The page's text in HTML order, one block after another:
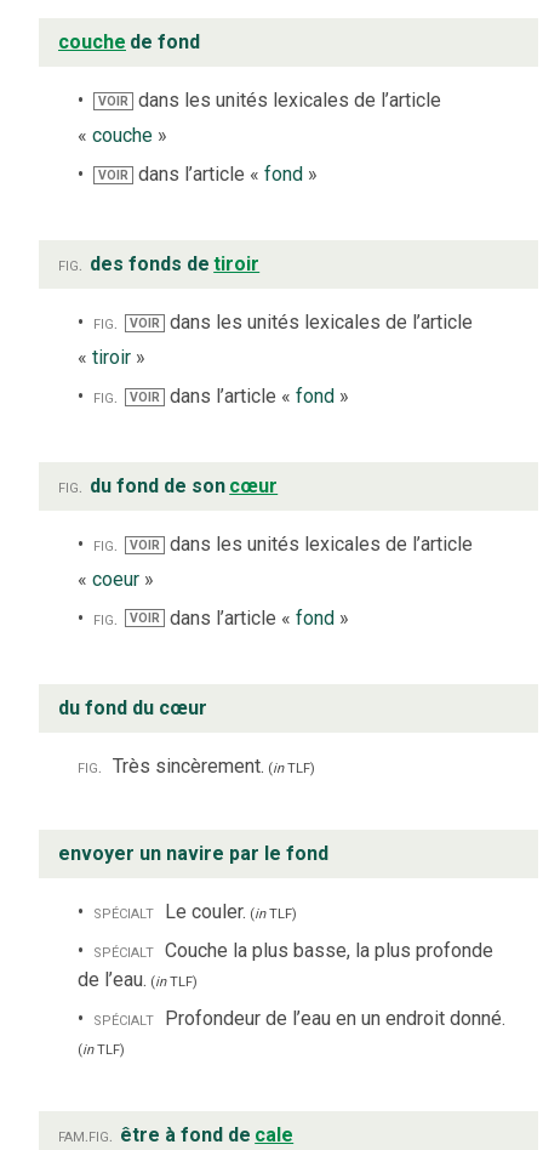
couche de fond
VOIR
dans les unités lexicales de l’article
« couche »
VOIR dans l’article «fond »
fig. des fonds de tiroir
fig. VOIR dans les unités lexicales de l’article
« tiroir »
fig.
VOIR dans l’article « fond»
fig. du fond de son cœur
fig. VOIR dans les unités lexicales de l’article
« coeur »
fig.
VOIR dans l’article « fond»
du fond du cœur
fig. Très sincèrement. (inTLF)
envoyer un navire par le fond
spécialt Le couler. (inTLF)
spécialt Couche la plus basse, la plus profonde
de l’eau. (inTLF)
spécialt Profondeur de l’eau en un endroit donné.
(inTLF)
fam. fig. être à fond de cale